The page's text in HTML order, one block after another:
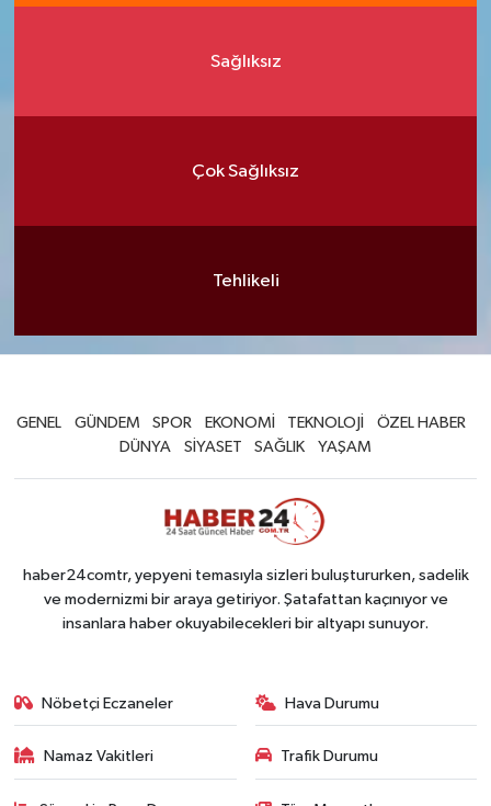
Sağlıksız
Çok Sağlıksız
Tehlikeli
GENEL GÜNDEM SPOR EKONOMİ TEKNOLOJİ
ÖZEL HABER
DÜNYA
SİYASET SAĞLIK YAŞAM
haber24comtr, yepyeni temasıyla sizleri buluştururken, sadelik
ve modernizmi bir araya getiriyor. Şatafattan kaçınıyor ve
insanlara haber okuyabilecekleri bir altyapı sunuyor.
Nöbetçi Eczaneler Hava Durumu
Namaz Vakitleri Trafik Durumu